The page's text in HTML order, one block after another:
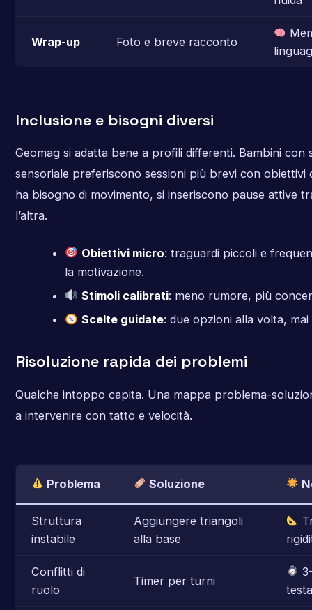
Wrap-up Foto e breve racconto
Inclusione e bisogni diversi
Geomag si adatta bene a profili differenti. Bambini con
sensoriale preferiscono sessioni più brevi con obiettivi
ha bisogno di movimento, si inseriscono pause attive
l’altra.
Obiettivi micro: traguardi piccoli e
la motivazione.
Stimoli calibrati: meno rumore, più
Scelte guidate: due opzioni alla volta, mai
Risoluzione rapida dei problemi
Qualche intoppo capita. Una mappa problema-
a intervenire con tatto e velocità.
Problema Soluzione
Struttura
instabile
Aggiungere triangoli
alla base
Conflitti di
ruolo
Timer per turni
testa